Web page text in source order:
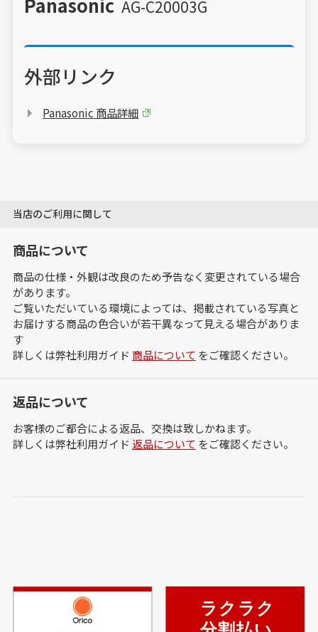
AG-C20003G
外部リンク
Panasonic 商品詳細
当店のご利用に関して
商品について
商品の仕様・外観は改良のため予告なく変更されている場合
があります。
ご覧いただいている環境によっては、掲載されている写真と
お届けする商品の色合いが若干異なって見える場合がありま
す
詳しくは弊社利用ガイド 商品について をご確認ください。
返品について
お客様のご都合による返品、交換は致しかねます。
詳しくは弊社利用ガイド 返品について をご確認ください。